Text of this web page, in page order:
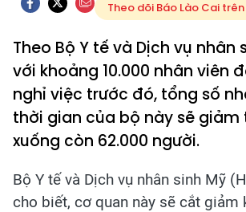
Theo dõi Báo Lào Cai trên
Theo Bộ Y tế và Dịch vụ nhân
với khoảng 10.000 nhân viên
nghỉ việc trước đó, tổng số
thời gian của bộ này sẽ giảm
xuống còn 62.000 người.
Bộ Y tế và Dịch vụ nhân sinh Mỹ
cho biết, cơ quan này sẽ cắt giảm